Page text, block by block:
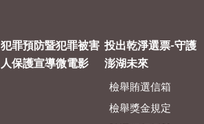
犯罪預防暨犯罪被害
人保護宣導微電影
投出乾淨選票-守護
澎湖未來
檢舉賄選信箱
檢舉獎金規定